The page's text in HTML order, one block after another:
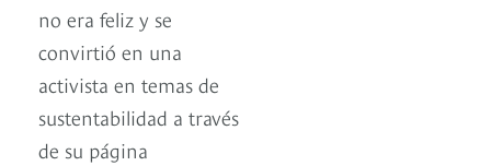
no era feliz y se
convirtió en una
activista en temas de
sustentabilidad a través
de su página